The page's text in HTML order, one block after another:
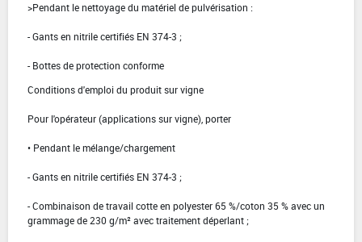
>Pendant le nettoyage du matériel de pulvérisation :
- Gants en nitrile certifiés EN 374-3 ;
- Bottes de protection conforme
Conditions d'emploi du produit sur vigne
Pour l'opérateur (applications sur vigne), porter
• Pendant le mélange/chargement
- Gants en nitrile certifiés EN 374-3 ;
- Combinaison de travail cotte en polyester 65 %/coton 35 % avec un
grammage de 230 g/m² avec traitement déperlant ;